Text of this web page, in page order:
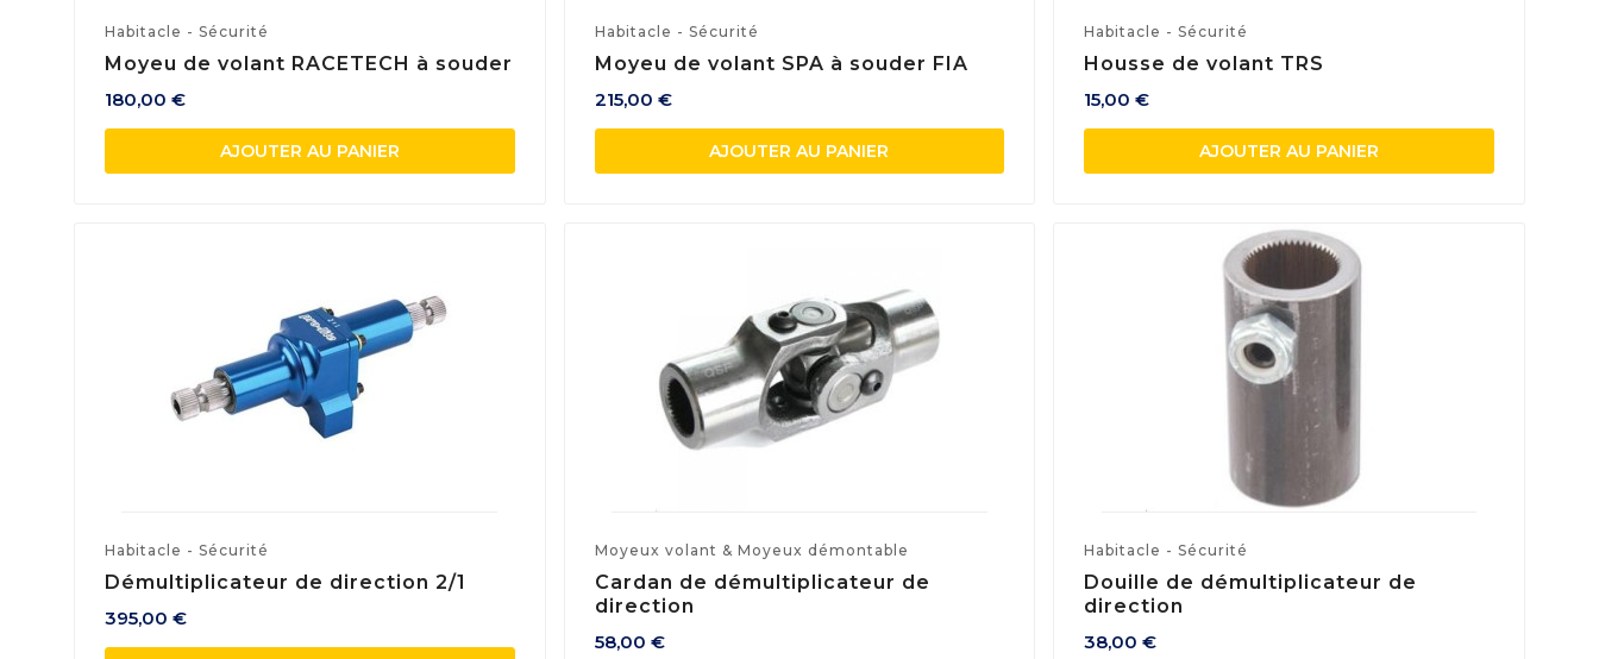
Habitacle - Sécurité
Moyeu de volant RACETECH à souder
180,00 €
AJOUTER AU PANIER
Habitacle - Sécurité
Moyeu de volant SPA à souder FIA
215,00 €
AJOUTER AU PANIER
Habitacle - Sécurité
Housse de volant TRS
15,00 €
AJOUTER AU PANIER
Habitacle - Sécurité
Démultiplicateur de direction 2/1
395,00 €
Moyeux volant & Moyeux démontable
Cardan de démultiplicateur de
direction
58,00 €
Habitacle - Sécurité
Douille de démultiplicateur de
direction
38,00 €